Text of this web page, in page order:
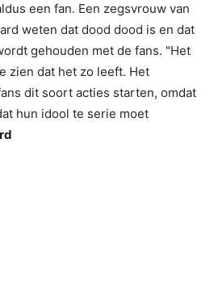
een fan. Een zegsvrouw van
weten dat dood dood is en dat
gehouden met de fans. "Het
zien dat het zo leeft. Het
dit soort acties starten, omdat
hun idool te serie moet